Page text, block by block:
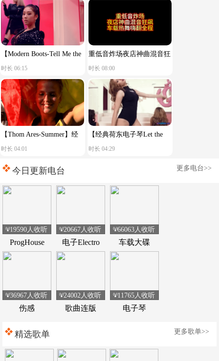
到天亮！
【Modern Boots-Tell Me the
Reason You Said Goodbye】
时长 06:15
重低音炸场夜店神曲混音狂
飙车载热舞嗨翻全程
时长 08:00
【Thom Ares-Summer】经
典荷东电音
时长 04:01
【经典荷东电子琴Let the
music play】舒服节奏
时长 04:29
今日更新电台 更多电台>>
ProgHouse
19590人收听
电子Electro
20667人收听
车载大碟
66063人收听
伤感
36967人收听
歌曲连版
24002人收听
电子琴
11765人收听
精选歌单 更多歌单>>